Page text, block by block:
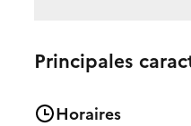
Principales
Horaires